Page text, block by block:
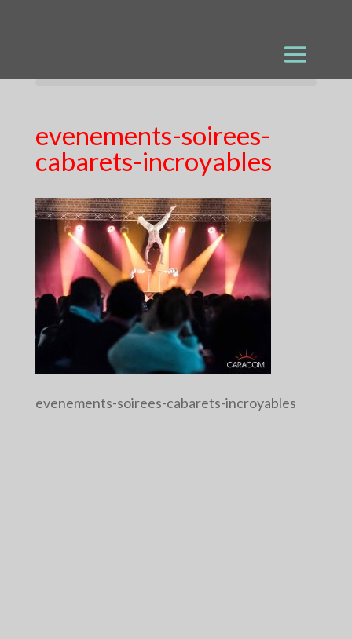
evenements-soirees-
cabarets-incroyables
evenements-soirees-cabarets-incroyables